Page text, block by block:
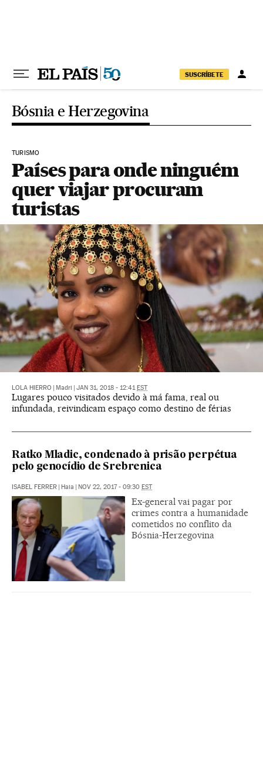
SUSCRÍBETE
Bósnia e Herzegovina
TURISMO
Países para onde ninguém
quer viajar procuram
turistas
LOLA HIERRO Madri JAN 31, 2018 - 12:41 EST
Lugares pouco visitados devido à má fama, real ou
infundada, reivindicam espaço como destino de férias
Ratko Mladic, condenado à prisão perpétua
pelo genocídio de Srebrenica
ISABEL FERRER Haia NOV 22, 2017 - 09:30 EST
Ex-general vai pagar por
crimes contra a humanidade
cometidos no conflito da
Bósnia-Herzegovina